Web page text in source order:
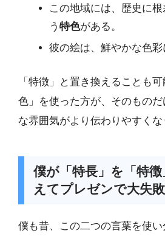
この地域には、歴史に
う 特色がある。
彼の絵は、鮮やかな色彩
「特徴」と置き換えることも
色」を使った方が、そのもの
な雰囲気がより伝わりやすくな
僕が「特長」を「特
えてプレゼンで大失
僕も昔、この二つの言葉を使